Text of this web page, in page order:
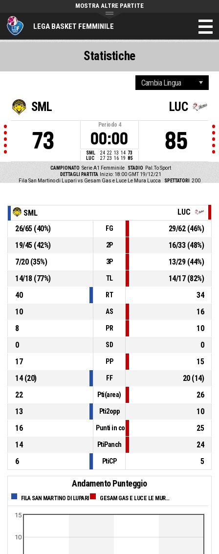
LEGA BASKET FEMMINILE
MOSTRA ALTRE PARTITE
SML
73
Periodo 4
00:00
SML 24 22 13 14 73
LUC
27 23 16 19 85
LUC
85
CAMPIONATO Serie A1 Femminile STADIO Pal.To Sport
DETTAGLI PARTITA
Inizio: 18:00 GMT 19/12/21
Fila San Martino di Lupari vs Gesam Gas e Luce Le Mura Lucca
SPETTATORI 200
Statistiche
SML
LUC
26/65(40%) FG 29/62(46%)
19/45(42%) 2P 16/33(48%)
7/20(35%) 3P 13/29(44%)
14/18(77%) TL 14/17(82%)
40
RT
34
10
AS
16
8
PR
10
0
SD
0
17
PP
15
14(20) FF 20(14)
22
Pti(area)
26
13
Pti2opp
10
16
Punti in contropiede
25
14
PtiPanch
24
6
PtiCP 5
Andamento Punteggio
FILA SAN MARTINO DI LUPARI GESAM GAS E LUCE LE MURA LUCCA
10
15